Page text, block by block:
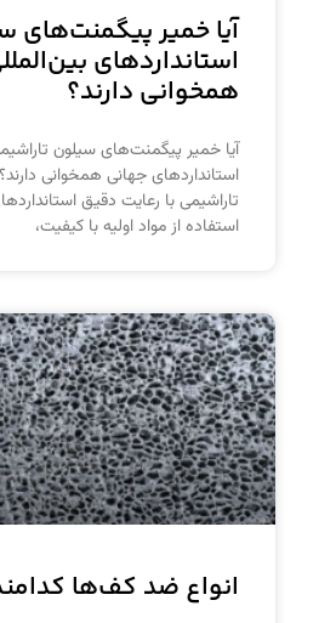
آیا خمیر پیگمنت‌های
استانداردهای
همخوانی دارند؟
آیا خمیر پیگمنت‌های سیلون
استانداردهای جهانی همخوانی
تاراشیمی با رعایت دقیق
استفاده از مواد اولیه با کیفیت،
انواع ضد کف‌ها